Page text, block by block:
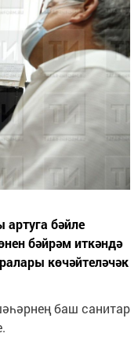
бәйле
бәйрәм иткәндә
көчәйтеләчәк
баш санитар